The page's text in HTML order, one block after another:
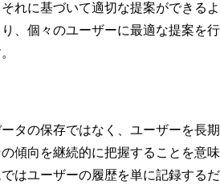
れに基づいて適切な提案ができるよ
、個々のユーザーに最適な提案を行
タの保存ではなく、ユーザーを長期
傾向を継続的に把握することを意味
はユーザーの履歴を単に記録するだ